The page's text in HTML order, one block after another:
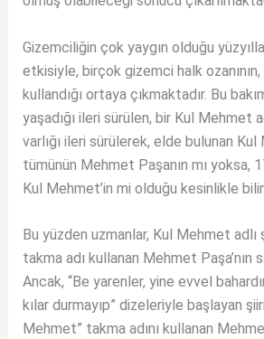
Gizemciliğin çok yaygın olduğu
etkisiyle, birçok gizemci halk
kullandığı ortaya çıkmaktadır. Bu
yaşadığı ileri sürülen, bir Kul Mehmet
varlığı ileri sürülerek, elde bulunan Kul
tümünün Mehmet Paşanın mı yoksa,
Kul Mehmet’in mi olduğu kesinlikle
Bu yüzden uzmanlar, Kul Mehmet adlı
takma adı kullanan Mehmet Paşa’nın
Ancak, “Be yarenler, yine evvel
kılar durmayıp” dizeleriyle başlayan
Mehmet” takma adını kullanan